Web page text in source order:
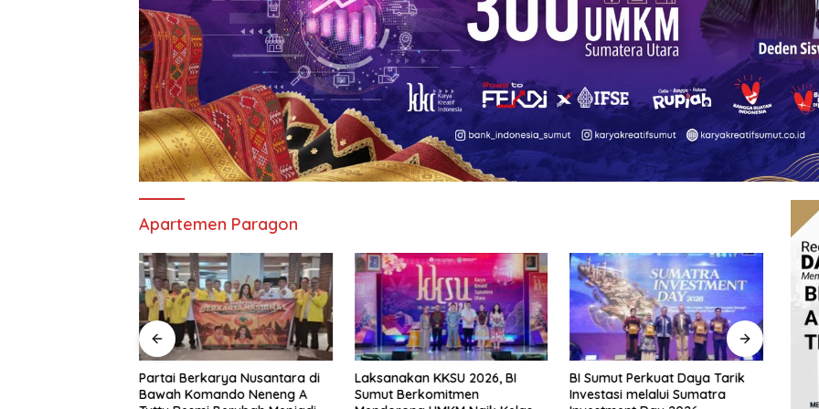
Apartemen Paragon
Partai Berkarya Nusantara di
Bawah Komando Neneng A
Laksanakan KKSU 2026, BI
Sumut Berkomitmen
BI Sumut Perkuat Daya Tarik
Investasi melalui Sumatra